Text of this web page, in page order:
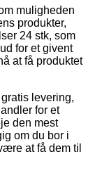
muligheden
produkter,
24 stk, som
for et givent
at få produktet
levering,
for et
den mest
om du bor i
at få dem til